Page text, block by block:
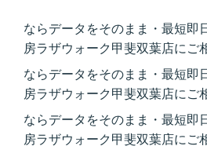
ならデータをそのまま・最短即
房ラザウォーク甲斐双葉店にご
ならデータをそのまま・最短即
房ラザウォーク甲斐双葉店にご
ならデータをそのまま・最短即
房ラザウォーク甲斐双葉店にご